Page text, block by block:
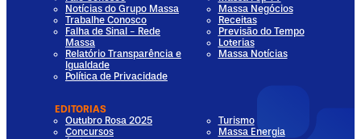
Notícias do Grupo Massa
Trabalhe Conosco
Falha de Sinal - Rede
Massa
Relatório Transparência e
Igualdade
Política de Privacidade
Massa Negócios
Receitas
Previsão do Tempo
Loterias
Massa Notícias
EDITORIAS
Outubro Rosa 2025
Concursos
Turismo
Massa Energia